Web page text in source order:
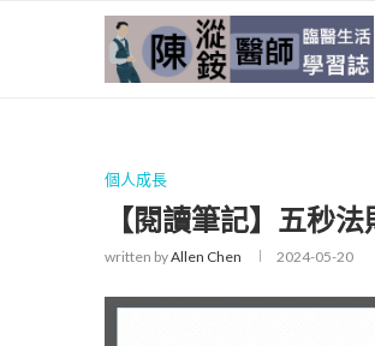
個人成長
【閱讀筆記】五秒
written byAllen Chen 2024-05-20